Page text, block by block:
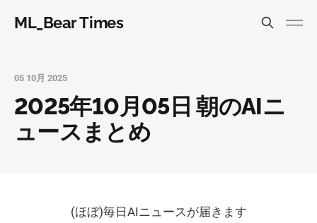
ML_Bear Times
05 10月 2025
2025年10月05日 朝のAIニ
ュースまとめ
(ほぼ)毎日AIニュースが届きます